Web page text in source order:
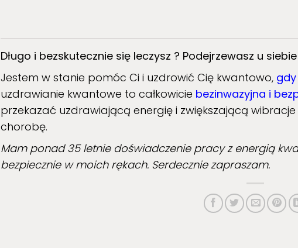
Długo i bezskutecznie się leczysz ? Podejrzewasz u
Jestem w stanie pomóc Ci i uzdrowić Cię kwantowo,
uzdrawianie kwantowe to całkowicie bezinwazyjna i
przekazać uzdrawiającą energię i zwiększającą
chorobę.
Mam ponad 35 letnie doświadczenie pracy z energią
bezpiecznie w moich rękach. Serdecznie zapraszam.